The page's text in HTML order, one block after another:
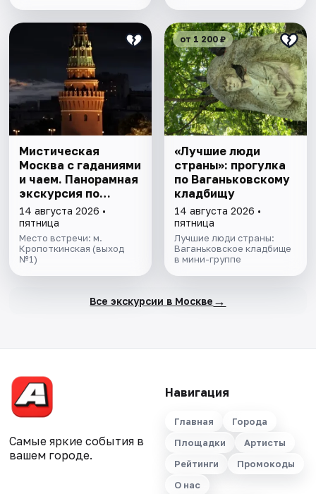
Мистическая
Москва с гаданиями
и чаем. Панорамная
экскурсия по
центру столицы
14 августа 2026 •
пятница
Место встречи: м.
Кропоткинская (выход
№1)
от 1 200 ₽
«Лучшие люди
страны»: прогулка
по Ваганьковскому
кладбищу
14 августа 2026 •
пятница
Лучшие люди страны:
Ваганьковское кладбище
в мини-группе
Все экскурсии в Москве →
Самые яркие события в
вашем городе.
Навигация
Главная
Города
Площадки
Артисты
Рейтинги
Промокоды
О нас